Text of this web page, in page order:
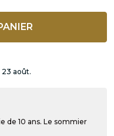
23 août.
de 10 ans. Le sommier